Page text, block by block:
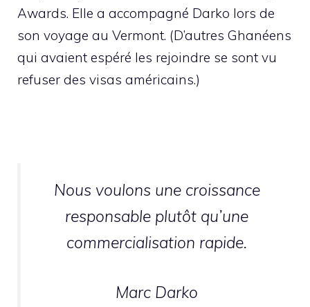
Awards. Elle a accompagné Darko lors de
son voyage au Vermont. (D’autres Ghanéens
qui avaient espéré les rejoindre se sont vu
refuser des visas américains.)
Nous voulons une croissance
responsable plutôt qu’une
commercialisation rapide.
Marc Darko